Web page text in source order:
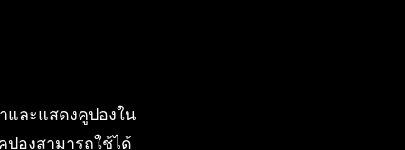
และแสดงคูปองใน
ปองสามารถใช้ได้